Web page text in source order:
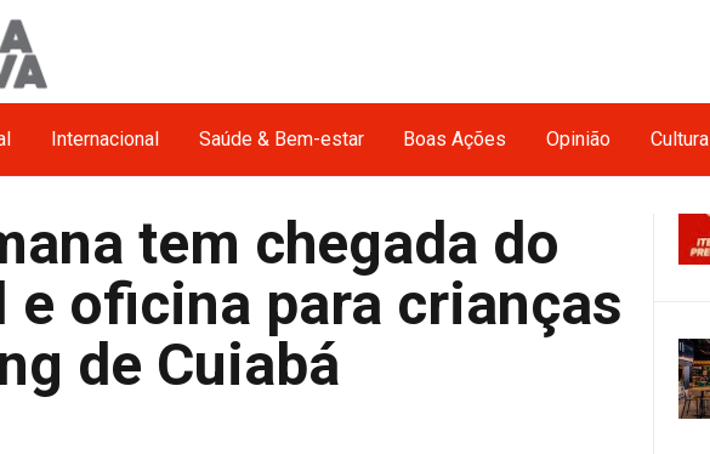
Internacional Saúde & Bem-estar Boas Ações Opinião Cultura
tem chegada do
e oficina para crianças
de Cuiabá